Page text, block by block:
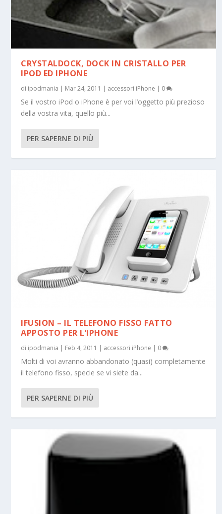
CRYSTALDOCK, DOCK IN CRISTALLO PER
IPOD ED IPHONE
di ipodmania | Mar 24, 2011 | accessori iPhone | 0
Se il vostro iPod o iPhone è per voi l’oggetto più prezioso
della vostra vita, quello più...
PER SAPERNE DI PIÙ
IFUSION – IL TELEFONO FISSO FATTO
APPOSTO PER L’IPHONE
di ipodmania | Feb 4, 2011 | accessori iPhone | 0
Molti di voi avranno abbandonato (quasi) completamente
il telefono fisso, specie se vi siete da...
PER SAPERNE DI PIÙ